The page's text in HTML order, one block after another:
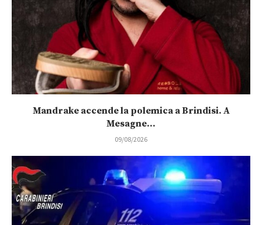
Mandrake accende la polemica a Brindisi. A
Mesagne...
09/08/2026